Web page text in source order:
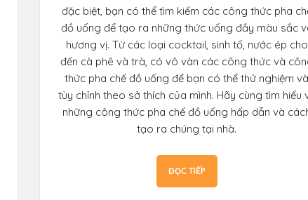
đặc biệt, bạn có thể tìm kiếm các công thức pha
đồ uống để tạo ra những thức uống đầy màu sắc
hương vị. Từ các loại cocktail, sinh tố, nước ép cho
đến cà phê và trà, có vô vàn các công thức và
thức pha chế đồ uống để bạn có thể thử nghiệm và
tùy chỉnh theo sở thích của mình. Hãy cùng tìm hiểu
những công thức pha chế đồ uống hấp dẫn và
tạo ra chúng tại nhà.
ĐỌC TIẾP